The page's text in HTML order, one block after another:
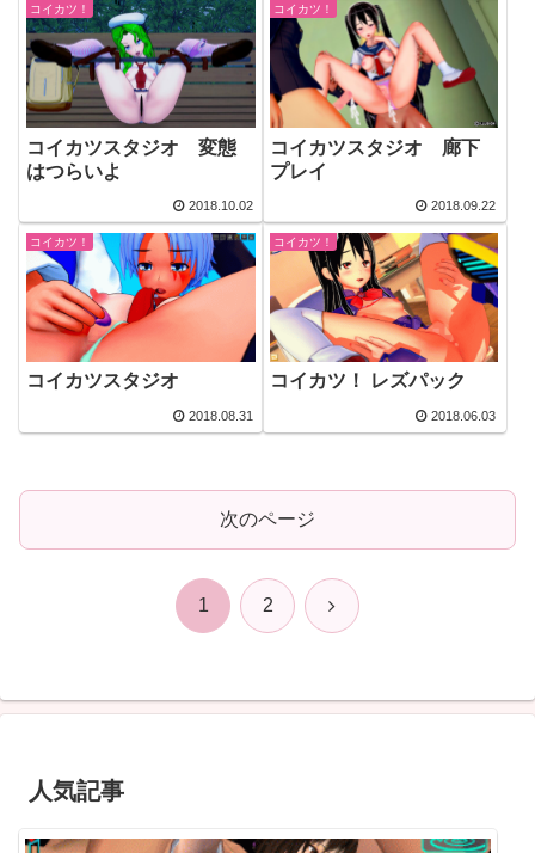
コイカツ！
コイカツスタジオ 変態
はつらいよ
2018.10.02
コイカツ！
コイカツスタジオ 廊下
プレイ
2018.09.22
コイカツ！
コイカツスタジオ
2018.08.31
コイカツ！
コイカツ！ レズパック
2018.06.03
次のページ
1 2 次
人気記事